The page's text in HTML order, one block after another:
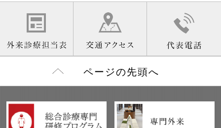
ページの先頭へ